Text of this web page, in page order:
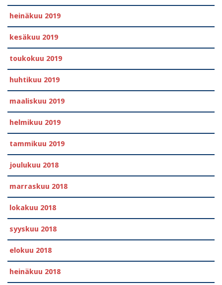
heinäkuu 2019
kesäkuu 2019
toukokuu 2019
huhtikuu 2019
maaliskuu 2019
helmikuu 2019
tammikuu 2019
joulukuu 2018
marraskuu 2018
lokakuu 2018
syyskuu 2018
elokuu 2018
heinäkuu 2018